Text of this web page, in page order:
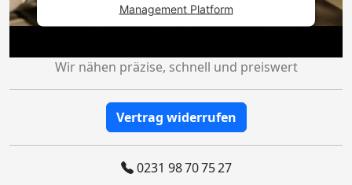
Management Platform
Wir nähen präzise, schnell und preiswert
Vertrag widerrufen
0231 98 70 75 27